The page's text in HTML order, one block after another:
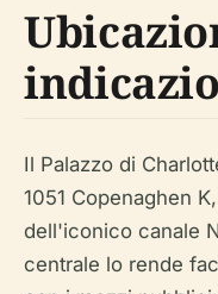
Il Palazzo di
1051 Copenaghen
dell'iconico canale
centrale lo rende